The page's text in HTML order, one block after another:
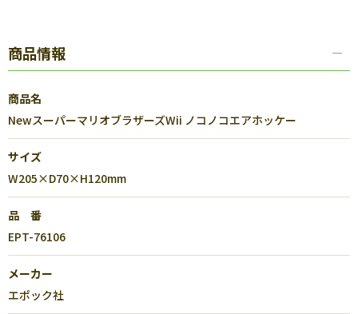
商品情報
商品名
NewスーパーマリオブラザーズWii ノコノコエアホッケー
サイズ
W205×D70×H120mm
品 番
EPT-76106
メーカー
エポック社